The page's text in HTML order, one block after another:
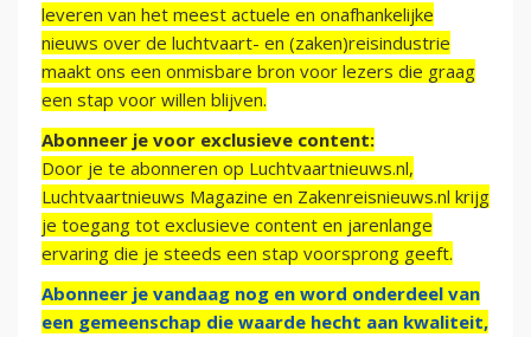
leveren van het meest actuele en onafhankelijke
nieuws over de luchtvaart- en (zaken)reisindustrie
maakt ons een onmisbare bron voor lezers die graag
een stap voor willen blijven.
Abonneer je voor exclusieve content:
Door je te abonneren op Luchtvaartnieuws.nl,
Luchtvaartnieuws Magazine en Zakenreisnieuws.nl krijg
je toegang tot exclusieve content en jarenlange
ervaring die je steeds een stap voorsprong geeft.
Abonneer je vandaag nog en word onderdeel van
een gemeenschap die waarde hecht aan kwaliteit,